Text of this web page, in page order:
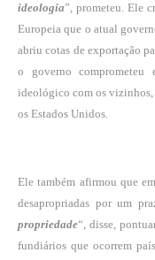
ideologia”, prometeu. Ele
Europeia que o atual
abriu cotas de exportação
o governo comprometeu
ideológico com os vizinhos,
os Estados Unidos.
Ele também afirmou que
desapropriadas por um
propriedade“, disse,
fundiários que ocorrem